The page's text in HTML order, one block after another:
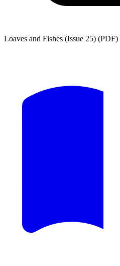
Loaves and Fishes (Issue 25) (PDF)